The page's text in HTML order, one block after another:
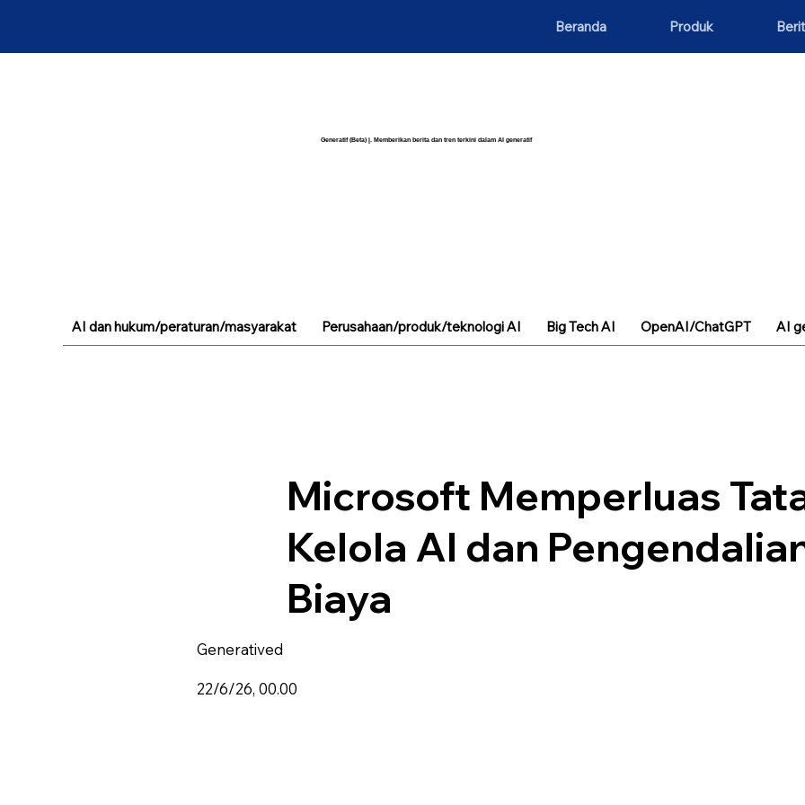
Beranda Produk
Generatif (Beta) |. Memberikan berita dan tren terkini dalam AI generatif
Microsoft Memperluas
Kelola AI dan
Biaya
Generatived
22/6/26, 00.00
AI dan hukum/peraturan/masyarakat Perusahaan/produk/teknologi AI Big Tech AI OpenAI/ChatGPT AI